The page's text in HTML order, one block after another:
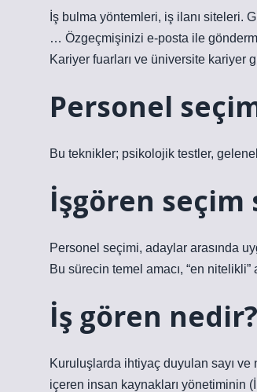
İş bulma yöntemleri, iş ilanı siteleri.
… Özgeçmişinizi e-posta ile
Kariyer fuarları ve üniversite kariyer
Personel
Bu teknikler; psikolojik testler,
İşgören
Personel seçimi, adaylar arasında
Bu sürecin temel amacı, “en
İş gören nedir?
Kuruluşlarda ihtiyaç duyulan sayı
içeren insan kaynakları yönetiminin